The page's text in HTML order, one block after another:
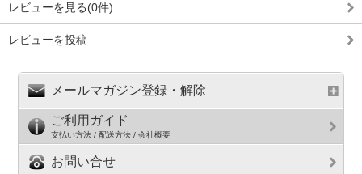
レビューを見る(0件)
レビューを投稿
メールマガジン登録・解除
ご利用ガイド
支払い方法 / 配送方法 / 会社概要
お問い合せ